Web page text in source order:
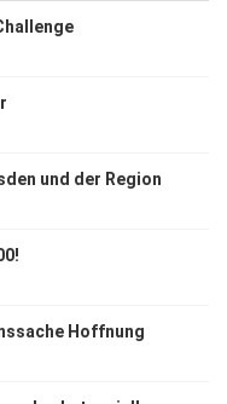
und der Region
Hoffnung